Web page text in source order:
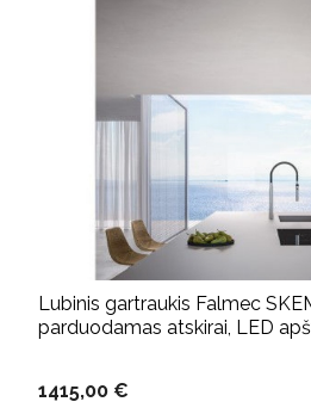
Lubinis gartraukis Falmec
parduodamas atskirai, LED
1415,00 €